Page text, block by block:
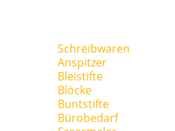
Schreibwaren
Anspitzer
Bleistifte
Blöcke
Buntstifte
Bürobedarf